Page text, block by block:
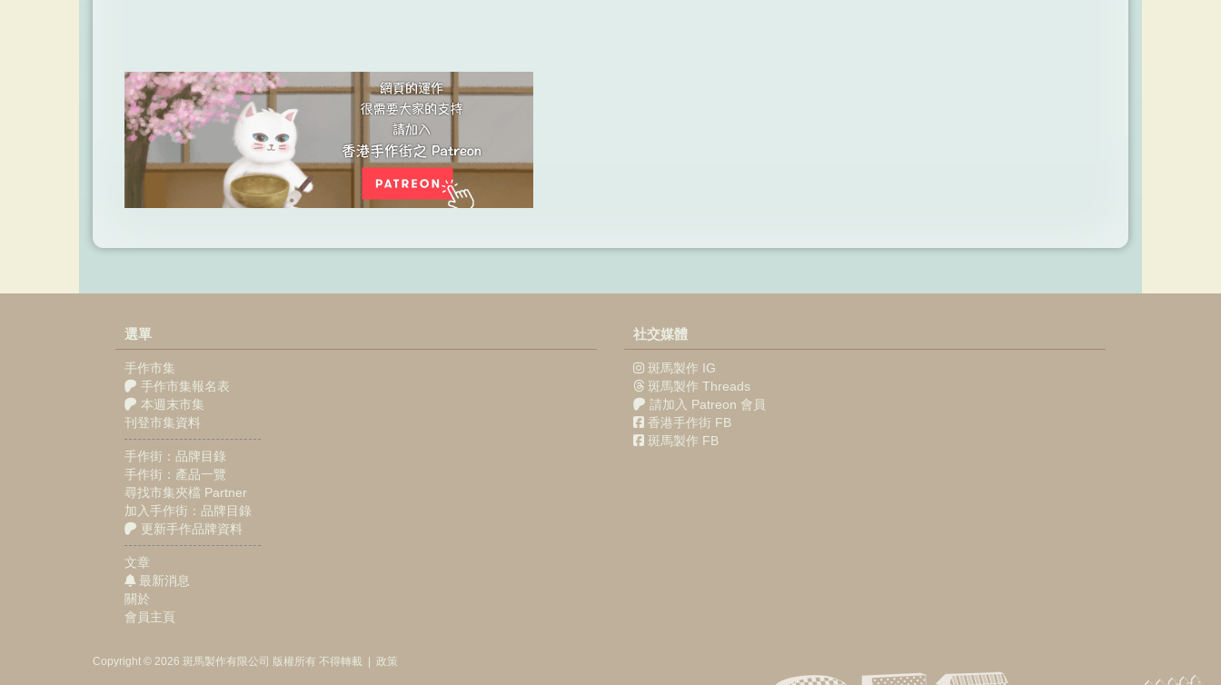
選單
手作市集
手作市集報名表
本週末市集
刊登市集資料
手作街：品牌目錄
手作街：產品一覽
尋找市集夾檔 Partner
加入手作街：品牌目錄
更新手作品牌資料
文章
最新消息
關於
會員主頁
社交媒體
斑馬製作 IG
斑馬製作 Threads
請加入 Patreon 會員
香港手作街 FB
斑馬製作 FB
Copyright © 2026 斑馬製作有限公司 版權所有 不得轉載 | 政策